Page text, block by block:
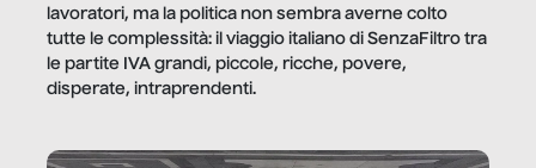
lavoratori, ma la politica non sembra averne colto
tutte le complessità: il viaggio italiano di SenzaFiltro tra
le partite IVA grandi, piccole, ricche, povere,
disperate, intraprendenti.